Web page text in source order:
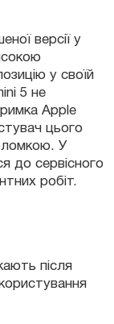
версії у
у своїй
5 не
Apple
цього
У
до сервісного
робіт.
після